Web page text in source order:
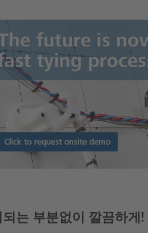
는 부분없이 깔끔하게!